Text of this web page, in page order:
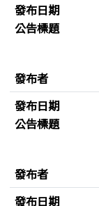
發布日期
公告標題
發布者
發布日期
公告標題
發布者
發布日期